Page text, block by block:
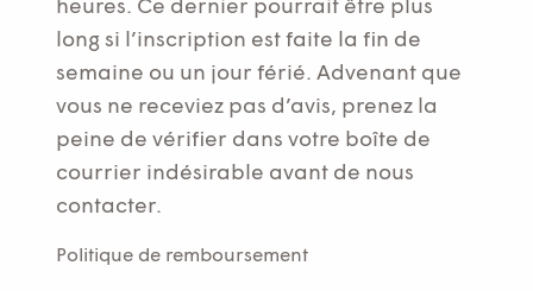
heures. Ce dernier pourrait être plus
long si l’inscription est faite la fin de
semaine ou un jour férié. Advenant que
vous ne receviez pas d’avis, prenez la
peine de vérifier dans votre boîte de
courrier indésirable avant de nous
contacter.
Politique de remboursement